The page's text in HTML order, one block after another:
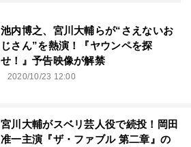
池内博之、宮川大輔らが“さえないお
じさん”を熱演！『ヤウンペを探
せ！』予告映像が解禁
2020/10/23 12:00
宮川大輔がスベリ芸人役で続投！岡田
准一主演『ザ・ファブル 第二章』の